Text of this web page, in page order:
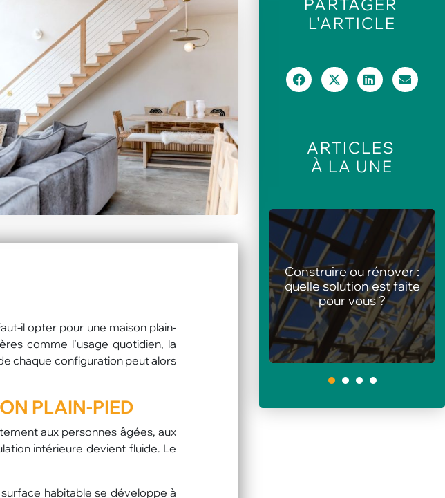
il opter pour une maison plain-
comme l’usage quotidien, la
chaque configuration peut alors
PLAIN-PIED
aux personnes âgées, aux
intérieure devient fluide. Le
habitable se développe à
PARTAGER
L'ARTICLE
ARTICLES
À LA UNE
Les meilleures
animations pour centres
de loisirs en été